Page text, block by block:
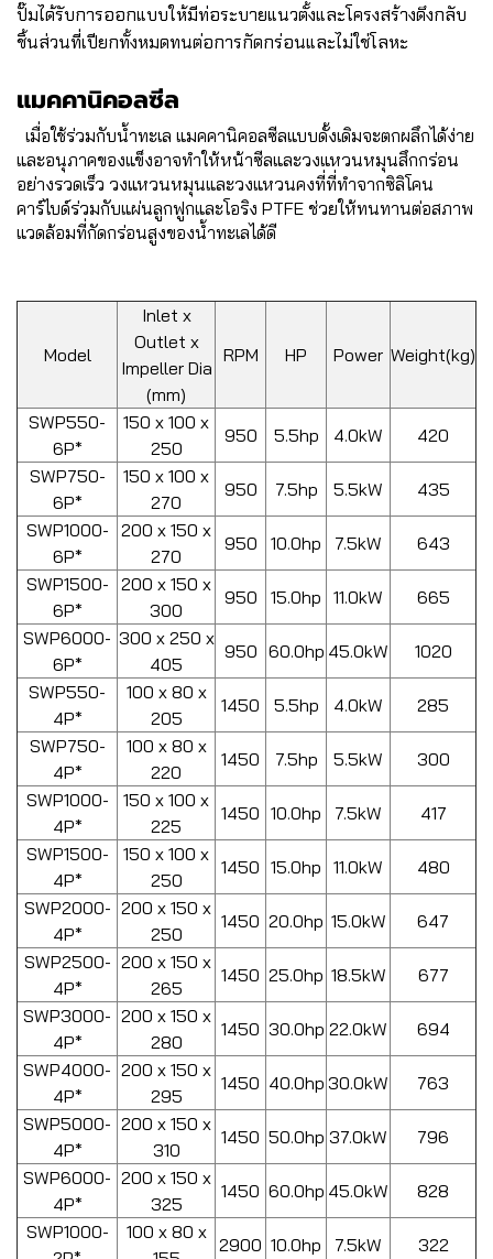
ปั๊มได้รับการออกแบบให้มีท่อระบายแนวตั้งและโครงสร้างดึงกลับ
ชิ้นส่วนที่เปียกทั้งหมดทนต่อการกัดกร่อนและไม่ใช่โลหะ
แมคคานิคอลซีล
เมื่อใช้ร่วมกับน้ำทะเล แมคคานิคอลซีลแบบดั้งเดิมจะตกผลึกได้ง่าย
และอนุภาคของแข็งอาจทำให้หน้าซีลและวงแหวนหมุนสึกกร่อน
อย่างรวดเร็ว วงแหวนหมุนและวงแหวนคงที่ที่ทำจากซิลิโคน
คาร์ไบด์ร่วมกับแผ่นลูกฟูกและโอริง PTFE ช่วยให้ทนทานต่อสภาพ
แวดล้อมที่กัดกร่อนสูงของน้ำทะเลได้ดี
Model
Inlet x
Outlet x
Impeller Dia
(mm)
RPM HP Power Weight(kg)
SWP550-
6P*
150 x 100 x
250
950 5.5hp 4.0kW
420
SWP750-
6P*
150 x 100 x
270
950 7.5hp 5.5kW
435
SWP1000-
6P*
200 x 150 x
270
950 10.0hp 7.5kW
643
SWP1500-
6P*
200 x 150 x
300
950 15.0hp 11.0kW
665
SWP6000-
6P*
300 x 250 x
405
950 60.0hp 45.0kW
1020
SWP550-
4P*
100 x 80 x
205
1450 5.5hp 4.0kW
285
SWP750-
4P*
100 x 80 x
220
1450 7.5hp 5.5kW
300
SWP1000-
4P*
150 x 100 x
225
1450 10.0hp 7.5kW
417
SWP1500-
4P*
150 x 100 x
250
1450 15.0hp 11.0kW
480
SWP2000-
4P*
200 x 150 x
250
1450 20.0hp 15.0kW
647
SWP2500-
4P*
200 x 150 x
265
1450 25.0hp 18.5kW
677
SWP3000-
4P*
200 x 150 x
280
1450 30.0hp 22.0kW
694
SWP4000-
4P*
200 x 150 x
295
1450 40.0hp 30.0kW
763
SWP5000-
4P*
200 x 150 x
310
1450 50.0hp 37.0kW
796
SWP6000-
4P*
200 x 150 x
325
1450 60.0hp 45.0kW
828
SWP1000-
100 x 80 x
2900 10.0hp 7.5kW 322